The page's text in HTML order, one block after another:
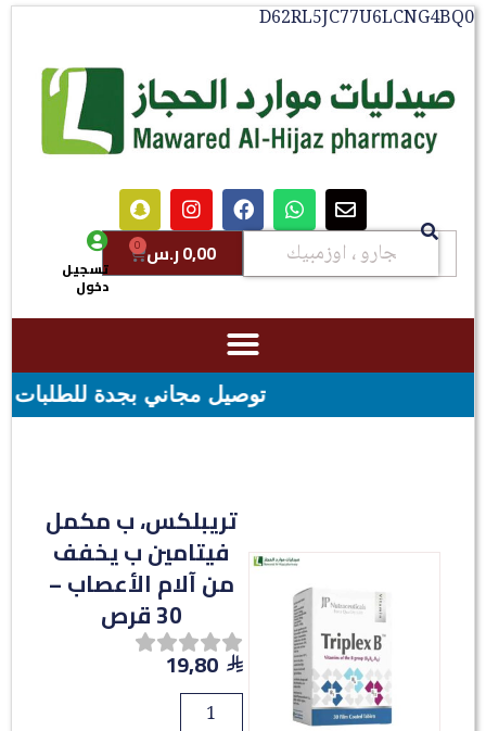
D62RL5JC77U6LCNG4BQ0
0,00ر.س 0
تسجيل
دخول
توصيل مجاني بجدة للطلبات فوق قيمه ال ١٠٠ ريال - شحن مجاني لقيمه اكثر
تريبلكس، ب مكمل
فيتامين ب يخفف
من آلام الأعصاب –
30 قرص
19,80